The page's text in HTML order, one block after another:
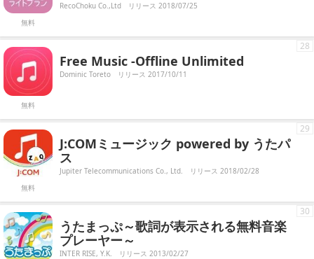
無料
RecoChoku Co.,Ltd リリース 2018/07/25
無料
Frее Мusiс -Оfflinе Unlimitеd
Dominic Toreto リリース 2017/10/11
28
無料
J:COMミュージック powered by うたパ
ス
Jupiter Telecommunications Co., Ltd. リリース 2018/02/28
29
うたまっぷ～歌詞が表示される無料音楽
プレーヤー～
INTER RISE, Y.K. リリース 2013/02/27
30